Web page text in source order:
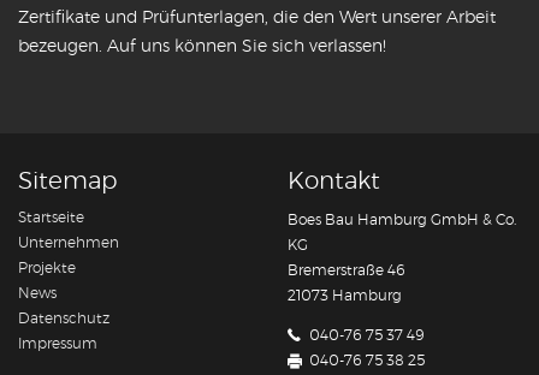
Zertifikate und Prüfunterlagen, die den Wert unserer Arbeit
bezeugen. Auf uns können Sie sich verlassen!
Sitemap
Startseite
Unternehmen
Projekte
News
Datenschutz
Impressum
Kontakt
Boes Bau Hamburg GmbH & Co.
KG
Bremerstraße 46
21073 Hamburg
040-76 75 37 49
040-76 75 38 25